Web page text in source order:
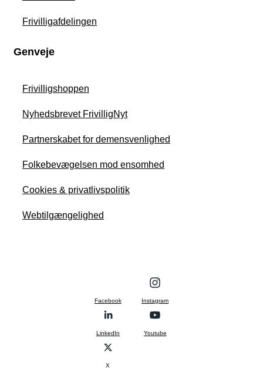
Frivilligafdelingen
Genveje
Frivilligshoppen
Nyhedsbrevet FrivilligNyt
Partnerskabet for demensvenlighed
Folkebevægelsen mod ensomhed
Cookies & privatlivspolitik
Webtilgængelighed
Facebook Instagram
LinkedIn Youtube
X